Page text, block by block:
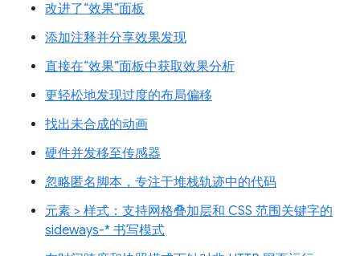
改进了“效果”面板
添加注释并分享效果发现
直接在“效果”面板中获取效果分析
更轻松地发现过度的布局偏移
找出未合成的动画
硬件并发移至传感器
忽略匿名脚本，专注于堆栈轨迹中的代码
元素 > 样式：支持网格叠加层和 CSS 范围关键字的
sideways-* 书写模式